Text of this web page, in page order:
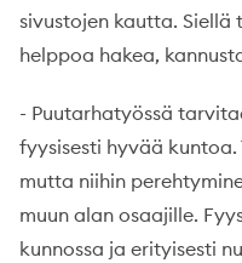
sivustojen kautta.
helppoa hakea,
- Puutarhatyössä
fyysisesti hyvää
mutta niihin
muun alan osaajille.
kunnossa ja erityisesti